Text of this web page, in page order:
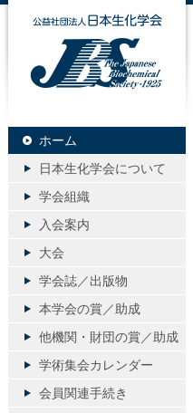
ホーム
日本生化学会について
学会組織
入会案内
大会
学会誌／出版物
本学会の賞／助成
他機関・財団の賞／助成
学術集会カレンダー
会員関連手続き